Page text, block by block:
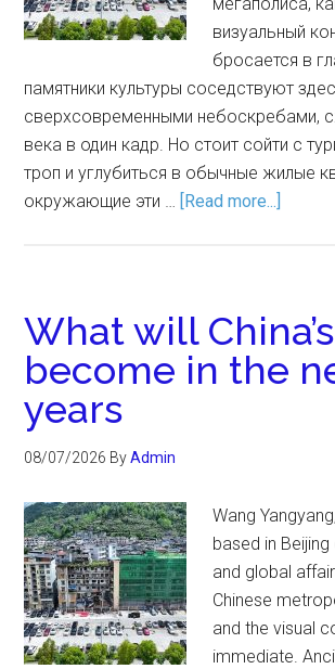
визуальный
бросается в
памятники культуры соседствуют
сверхсовременными небоскребами,
века в один кадр. Но стоит сойти с
троп и углубиться в обычные жилые
окружающие эти … [Read more...]
What will
become in the
years
08/07/2026 ByAdmin
Wang
based in
and global
Chinese
and the visual
immediate.